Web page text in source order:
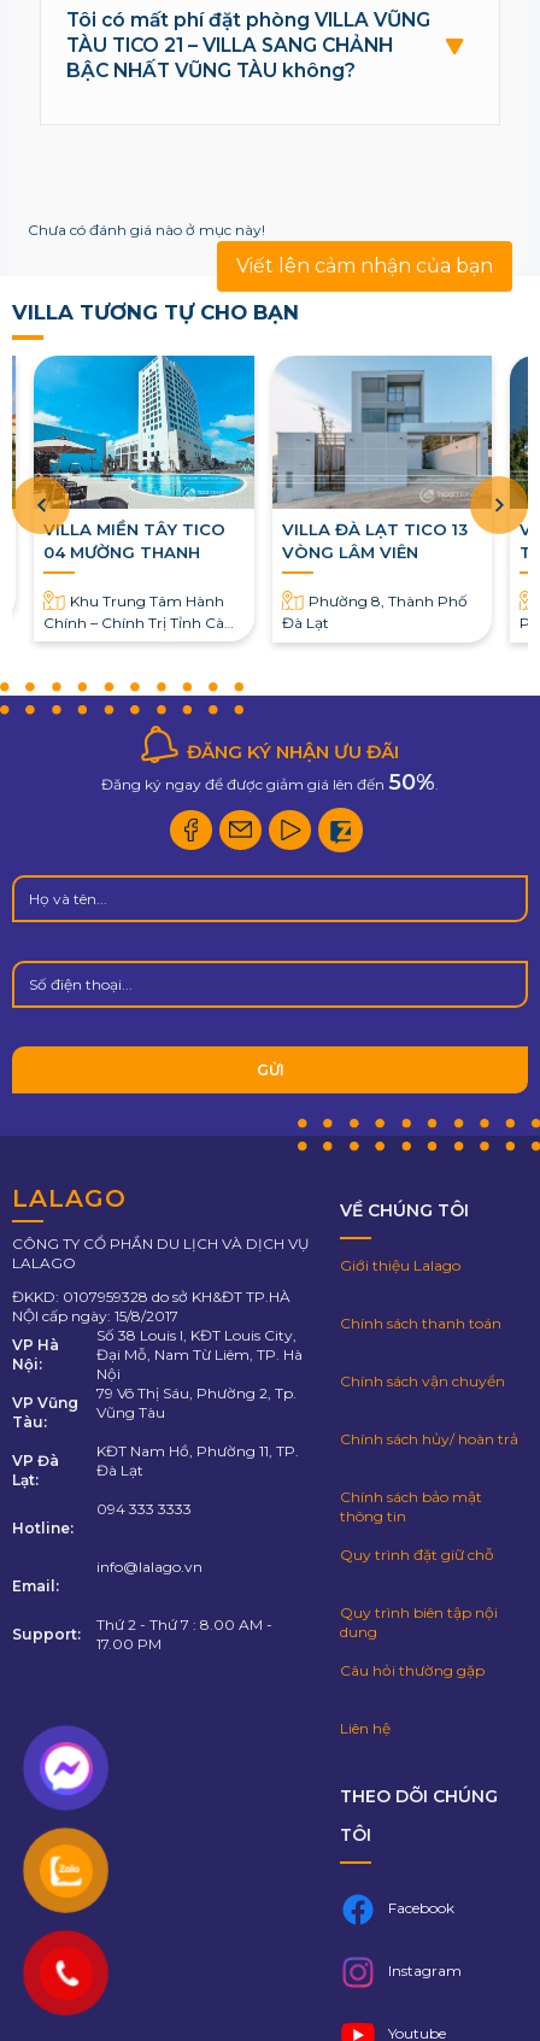
Tôi có mất phí đặt phòng VILLA VŨNG
TÀU TICO 21 – VILLA SANG CHẢNH
BẬC NHẤT VŨNG TÀU không?
Viết lên cảm nhận của bạn
Chưa có đánh giá nào ở mục này!
VILLA TƯƠNG TỰ CHO BẠN
VILLA MIỀN TÂY TICO
04 MƯỜNG THANH
Khu Trung Tâm Hành
Chính – Chính Trị Tỉnh Cà
Mau, Phường 9, Cà Mau
VILLA ĐÀ LẠT TICO 13
VÒNG LÂM VIÊN
Phường 8, Thành Phố
Đà Lạt
ĐĂNG KÝ NHẬN ƯU ĐÃI
Đăng ký ngay để được giảm giá lên đến 50%
LALAGO
CÔNG TY CỔ PHẦN DU LỊCH VÀ DỊCH VỤ
LALAGO
ĐKKD: 0107959328 do sở KH&ĐT TP.HÀ
NỘI cấp ngày: 15/8/2017
VP Hà
Nội:
Số 38 Louis I, KĐT Louis City,
Đại Mỗ, Nam Từ Liêm, TP. Hà
Nội
VP Vũng
Tàu:
79 Võ Thị Sáu, Phường 2, Tp.
Vũng Tàu
VP Đà
Lạt:
KĐT Nam Hồ, Phường 11, TP.
Đà Lạt
Hotline:
094 333 3333
Email:
info@lalago.vn
Support:
Thứ 2 - Thứ 7 : 8.00 AM -
17.00 PM
VỀ CHÚNG TÔI
Giới thiệu Lalago
Chính sách thanh toán
Chính sách vận chuyển
Chính sách hủy/ hoàn trả
Chính sách bảo mật
thông tin
Quy trình đặt giữ chỗ
Quy trình biên tập nội
dung
Câu hỏi thường gặp
Liên hệ
THEO DÕI CHÚNG
TÔI
Facebook
Instagram
Youtube